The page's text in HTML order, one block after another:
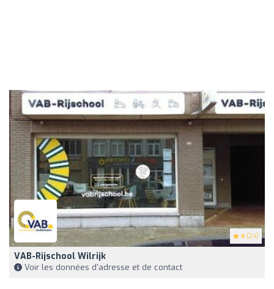
4 (24)
VAB-Rijschool Wilrijk
Voir les données d'adresse et de contact